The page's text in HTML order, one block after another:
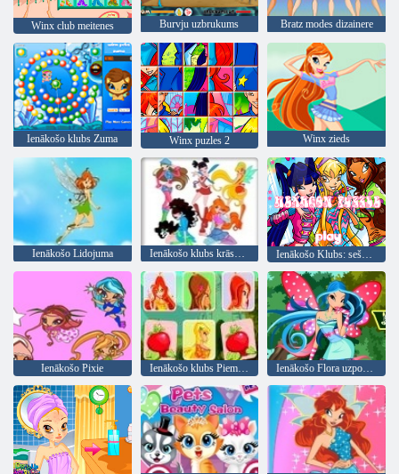
Winx club meitenes Burvju uzbrukums Bratz modes dizainere
Ienākošo klubs Zuma Winx puzles 2 Winx zieds
Ienākošo Lidojuma Ienākošo klubs krāsošana Ienākošo Klubs: sešstūra puzle
Ienākošo Pixie Ienākošo klubs Piemiņas triks Ienākošo Flora uzposties